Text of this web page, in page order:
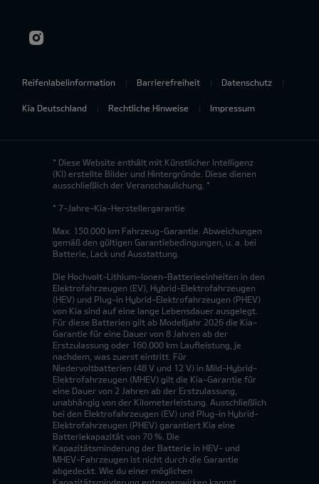
Reifenlabelinformation Barrierefreiheit Datenschutz
Kia Deutschland Rechtliche Hinweise Impressum
* Diese Website enthält mit Künstlicher Intelligenz
(KI) erstellte Bilder und Hintergründe. Diese dienen
ausschließlich der Veranschaulichung. *
* 7-Jahre-Kia-Herstellergarantie
Max. 150.000 km Fahrzeug-Garantie. Abweichungen
gemäß den gültigen Garantiebedingungen, u. a. bei
Batterie, Lack und Ausstattung.
Die Hochvolt-Lithium-Ionen-Batterieeinheiten in den
Elektrofahrzeugen (EV), Hybrid-Elektrofahrzeugen
(HEV) und Plug-in Hybrid-Elektrofahrzeugen (PHEV)
von Kia sind auf eine lange Lebensdauer ausgelegt.
Für diese Batterien gilt ab Modelljahr 2026 die Kia-
Garantie für eine Dauer von 8 Jahren ab der
Erstzulassung oder 160.000 km Laufleistung, je
nachdem, was zuerst eintritt. Für
Niedervoltbatterien (48 V und 12 V) in Mild-Hybrid-
Elektrofahrzeugen (MHEV) gilt die Kia-Garantie für
eine Dauer von 2 Jahren ab der Erstzulassung,
unabhängig von der Kilometerleistung. Ausschließlich
bei den Elektrofahrzeugen (EV) und Plug-in Hybrid-
Elektrofahrzeugen (PHEV) garantiert Kia eine
Batteriekapazität von 70 %. Die
Kapazitätsminderung der Batterie in HEV- und
MHEV-Fahrzeugen ist nicht durch die Garantie
abgedeckt. Wie du einer möglichen
Kapazitätsminderung entgegenwirken kannst,